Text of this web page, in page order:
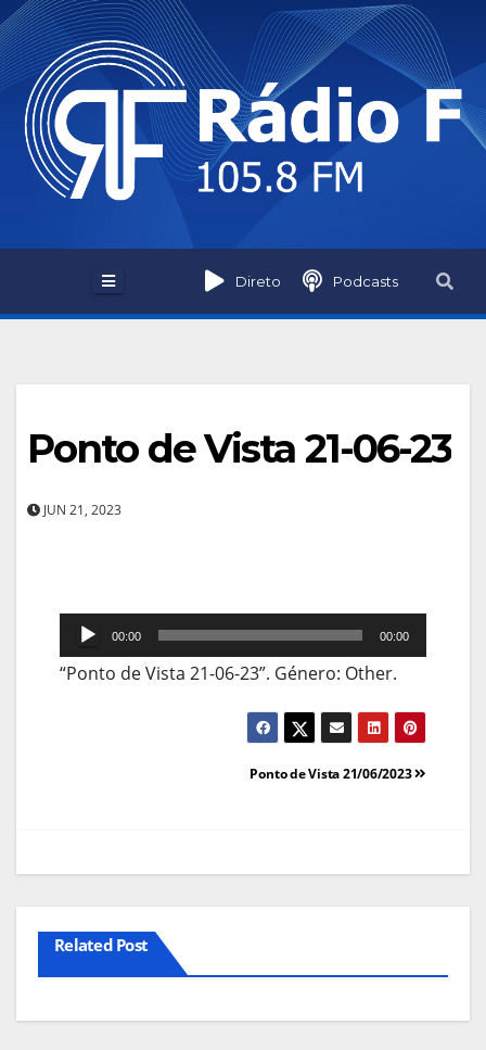
Skip
to
content
Direto Podcasts
Ponto de Vista 21-06-23
JUN 21, 2023
Reprodutor
de
00:00 00:00
“Ponto de Vista 21-06-23”. Género: Other.
Ponto de Vista 21/06/2023
Related Post